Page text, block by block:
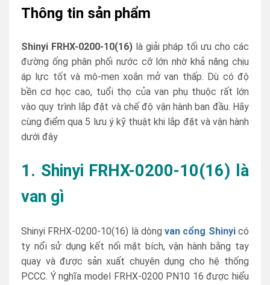
Thông tin sản phẩm
Shinyi FRHX-0200-10(16) là giải pháp tối ưu cho các
đường ống phân phối nước cỡ lớn nhờ khả năng chịu
áp lực tốt và mô-men xoắn mở van thấp. Dù có độ
bền cơ học cao, tuổi thọ của van phụ thuộc rất lớn
vào quy trình lắp đặt và chế độ vận hành ban đầu. Hãy
cùng điểm qua 5 lưu ý kỹ thuật khi lắp đặt và vận hành
dưới đây
1. Shinyi FRHX-0200-10(16) là
van gì
Shinyi FRHX-0200-10(16) là dòngvan cổng Shinyicó
ty nổi sử dụng kết nối mặt bích, vận hành bằng tay
quay và được sản xuất chuyên dụng cho hệ thống
PCCC. Ý nghĩa model FRHX-0200 PN10 16 được hiểu